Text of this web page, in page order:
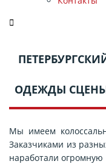
ОДЕЖДЫ
Мы имеем
Заказчиками из
наработали